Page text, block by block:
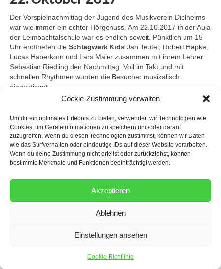
Cookie-Zustimmung verwalten
Um dir ein optimales Erlebnis zu bieten, verwenden wir Technologien wie
Cookies, um Geräteinformationen zu speichern und/oder darauf
zuzugreifen. Wenn du diesen Technologien zustimmst, können wir Daten
wie das Surfverhalten oder eindeutige IDs auf dieser Website verarbeiten.
Wenn du deine Zustimmung nicht erteilst oder zurückziehst, können
bestimmte Merkmale und Funktionen beeinträchtigt werden.
Akzeptieren
Ablehnen
Einstellungen ansehen
Cookie-Richtlinie
Der Vorspielnachmittag der Jugend des Musikverein Dielheims
war wie immer ein echter Hörgenuss. Am 22.10.2017 in der Aula
der Leimbachtalschule war es endlich soweit. Pünktlich um 15
Uhr eröffneten die Schlagwerk Kids Jan Teufel, Robert Hapke,
Lucas Haberkorn und Lars Maier zusammen mit ihrem Lehrer
Sebastian Riedling den Nachmittag. Voll im Takt und mit
schnellen Rhythmen wurden die Besucher musikalisch
eingestimmt.
Darauf folgten Coco Sommer, Alizée Gebhardt und Yvonne
Haberkorn mit ihrerDarbietung auf der Klarinette. Das Trio
spielte gekonnt bekannte Melodien, darunter auch ein beliebtes
Thema aus Jurassic Park. DemTrompetenduovon Robert
Hapke und seinem Lehrer Ralph Dinu-Biringer folgte Roberts
gefühlvolles Solo, ein Walzer aus der lustigen Witwe. Den ersten
Auftritt überhaupt hatte am heutigen Nachmittag die
Weber, Ronja Bremer und Robert Hapke die zusammen mit
ihren Lehrern Kai Schneider und Ralph Dinu-Biringer zwei
Stücke darboten.
Zuschauer und Musiker am liebevoll bestückten Kuchenbuffet
präsentierte zusammen mit seinem Lehrer Ralph sowie Kai